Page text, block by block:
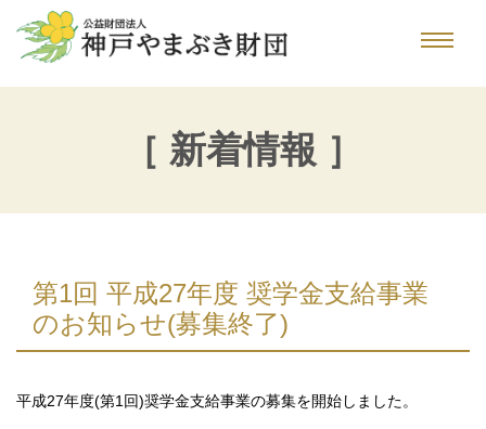
［ 新着情報 ］
第1回 平成27年度 奨学金支給事業
のお知らせ(募集終了)
平成27年度(第1回)奨学金支給事業の募集を開始しました。